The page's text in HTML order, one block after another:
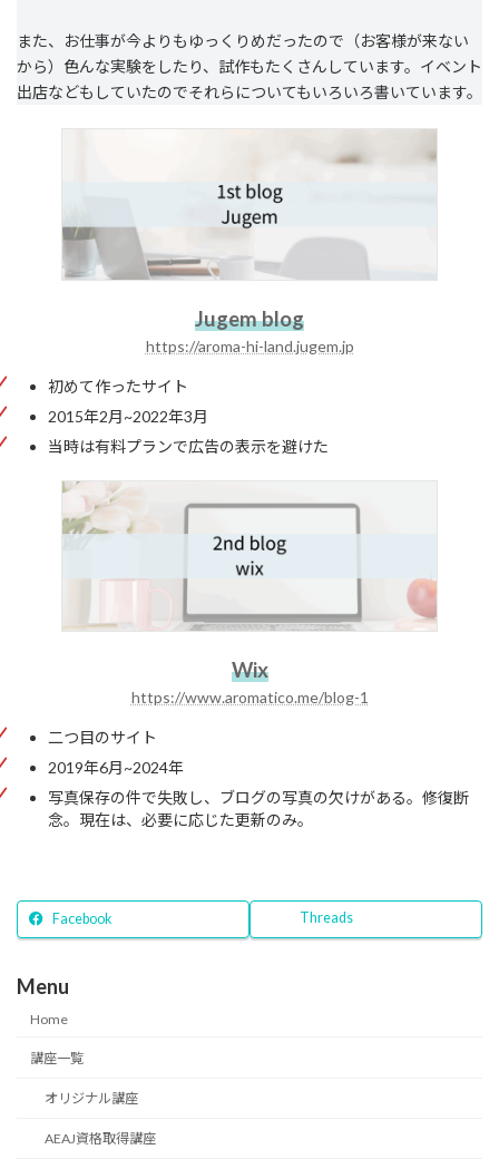
また、お仕事が今よりもゆっくりめだったので（お客様が来ない
から）色んな実験をしたり、試作もたくさんしています。イベント
出店などもしていたのでそれらについてもいろいろ書いています。
Jugem blog
https://aroma-hi-land.jugem.jp
初めて作ったサイト
2015年2月~2022年3月
当時は有料プランで広告の表示を避けた
Wix
https://www.aromatico.me/blog-1
二つ目のサイト
2019年6月~2024年
写真保存の件で失敗し、ブログの写真の欠けがある。修復断
念。現在は、必要に応じた更新のみ。
Facebook Threads
Menu
Home
講座一覧
オリジナル講座
AEAJ資格取得講座